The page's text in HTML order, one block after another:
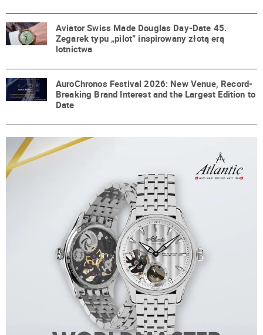
Aviator Swiss Made Douglas Day-Date 45.
Zegarek typu „pilot” inspirowany złotą erą
lotnictwa
AuroChronos Festival 2026: New Venue, Record-
Breaking Brand Interest and the Largest Edition to
Date